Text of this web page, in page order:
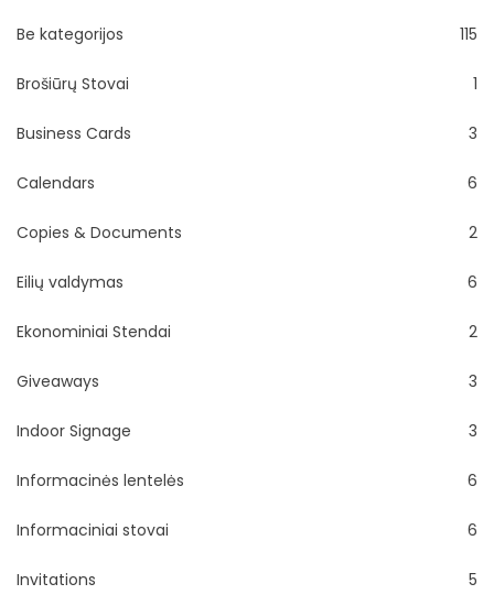
Be kategorijos 115
Brošiūrų Stovai 1
Business Cards 3
Calendars 6
Copies & Documents 2
Eilių valdymas 6
Ekonominiai Stendai 2
Giveaways 3
Indoor Signage 3
Informacinės lentelės 6
Informaciniai stovai 6
Invitations 5